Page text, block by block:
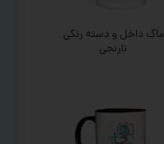
ماگ داخل و دسته رنگی
نارنجی